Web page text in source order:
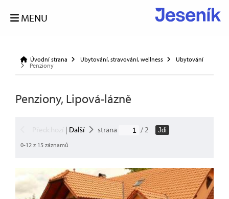
MENU
Úvodní strana Ubytování, stravování, wellness
Ubytování
Penziony
Penziony, Lipová-lázně
| Další strana / 2
Jdi
0-12 z 15 záznamů